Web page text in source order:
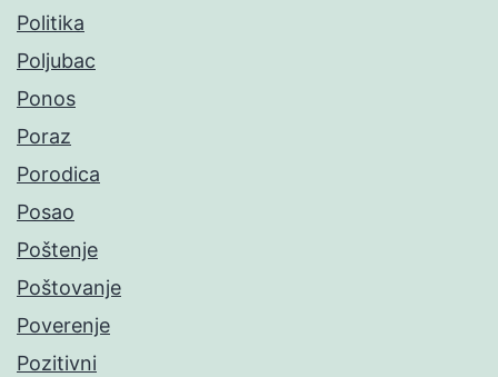
Politika
Poljubac
Ponos
Poraz
Porodica
Posao
Poštenje
Poštovanje
Poverenje
Pozitivni